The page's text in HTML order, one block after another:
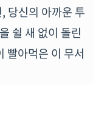
당신의 아까운 투
쉴 새 없이 돌린
빨아먹은 이 무서